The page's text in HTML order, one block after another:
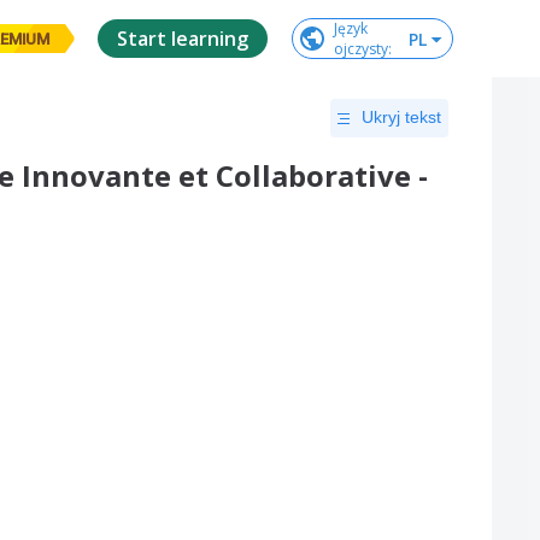
Start learning
Język
ojczysty: PL
Ukryj tekst
Innovante et Collaborative -